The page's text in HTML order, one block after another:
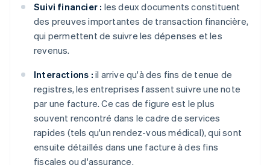
Suivi financier : les deux documents constituent
des preuves importantes de transaction financière,
qui permettent de suivre les dépenses et les
revenus.
Interactions : il arrive qu'à des fins de tenue de
registres, les entreprises fassent suivre une note
par une facture. Ce cas de figure est le plus
souvent rencontré dans le cadre de services
rapides (tels qu'un rendez-vous médical), qui sont
ensuite détaillés dans une facture à des fins
fiscales ou d'assurance.